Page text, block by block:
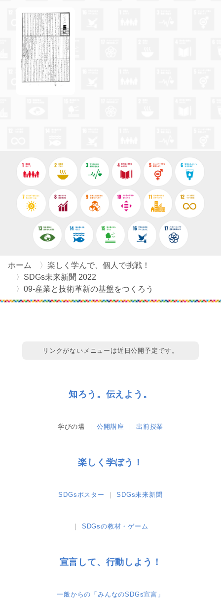
ホーム
楽しく学んで、個人で挑戦！
SDGs未来新聞 2022
09-産業と技術革新の基盤をつくろう
リンクがないメニューは近日公開予定です。
知ろう。伝えよう。
学びの場 公開講座 出前授業
楽しく学ぼう！
SDGsポスター SDGs未来新聞
SDGsの教材・ゲーム
宣言して、行動しよう！
一般からの「みんなのSDGs宣言」